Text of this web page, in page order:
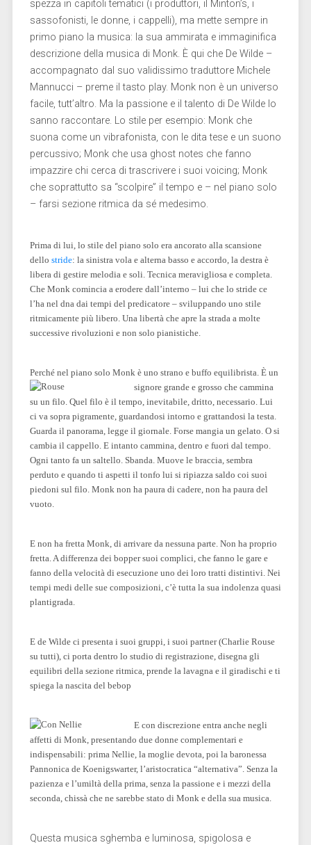
spezza in capitoli tematici (i produttori, il Minton’s, i
sassofonisti, le donne, i cappelli), ma mette sempre in
primo piano la musica: la sua ammirata e immaginifica
descrizione della musica di Monk. È qui che De Wilde –
accompagnato dal suo validissimo traduttore Michele
Mannucci – preme il tasto play. Monk non è un universo
facile, tutt’altro. Ma la passione e il talento di De Wilde lo
sanno raccontare. Lo stile per esempio: Monk che
suona come un vibrafonista, con le dita tese e un suono
percussivo; Monk che usa ghost notes che fanno
impazzire chi cerca di trascrivere i suoi voicing; Monk
che soprattutto sa “scolpire” il tempo e – nel piano solo
– farsi sezione ritmica da sé medesimo.
Prima di lui, lo stile del piano solo era ancorato alla scansione
dello stride: la sinistra vola e alterna basso e accordo, la destra è
libera di gestire melodia e soli. Tecnica meravigliosa e completa.
Che Monk comincia a erodere dall’interno – lui che lo stride ce
l’ha nel dna dai tempi del predicatore – sviluppando uno stile
ritmicamente più libero. Una libertà che apre la strada a molte
successive rivoluzioni e non solo pianistiche.
Perché nel piano solo Monk è uno strano e buffo equilibrista. È un
signore grande e grosso che cammina
su un filo. Quel filo è il tempo, inevitabile, dritto, necessario. Lui
ci va sopra pigramente, guardandosi intorno e grattandosi la testa.
Guarda il panorama, legge il giornale. Forse mangia un gelato. O si
cambia il cappello. E intanto cammina, dentro e fuori dal tempo.
Ogni tanto fa un saltello. Sbanda. Muove le braccia, sembra
perduto e quando ti aspetti il tonfo lui si ripiazza saldo coi suoi
piedoni sul filo. Monk non ha paura di cadere, non ha paura del
vuoto.
E non ha fretta Monk, di arrivare da nessuna parte. Non ha proprio
fretta. A differenza dei bopper suoi complici, che fanno le gare e
fanno della velocità di esecuzione uno dei loro tratti distintivi. Nei
tempi medi delle sue composizioni, c’è tutta la sua indolenza quasi
plantigrada.
E de Wilde ci presenta i suoi gruppi, i suoi partner (Charlie Rouse
su tutti), ci porta dentro lo studio di registrazione, disegna gli
equilibri della sezione ritmica, prende la lavagna e il giradischi e ti
spiega la nascita del bebop
E con discrezione entra anche negli
affetti di Monk, presentando due donne complementari e
indispensabili: prima Nellie, la moglie devota, poi la baronessa
Pannonica de Koenigswarter, l’aristocratica “alternativa”. Senza la
pazienza e l’umiltà della prima, senza la passione e i mezzi della
seconda, chissà che ne sarebbe stato di Monk e della sua musica.
Questa musica sghemba e luminosa, spigolosa e